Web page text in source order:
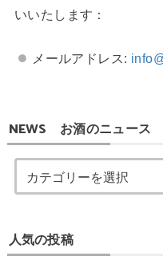
いいたします：
メールアドレス:
NEWS お酒のニュース
人気の投稿